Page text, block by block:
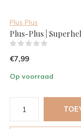
Plus Plus
Plus-Plus |
€7,99
Op voorraad